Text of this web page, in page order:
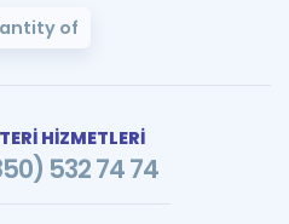
of
HİZMETLERİ
532 74 74